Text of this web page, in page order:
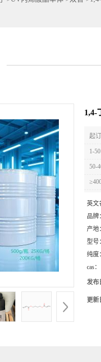
1,4-
起
1-50
50-
英文
品牌
产地
型号
纯度
cas：
发布
更新